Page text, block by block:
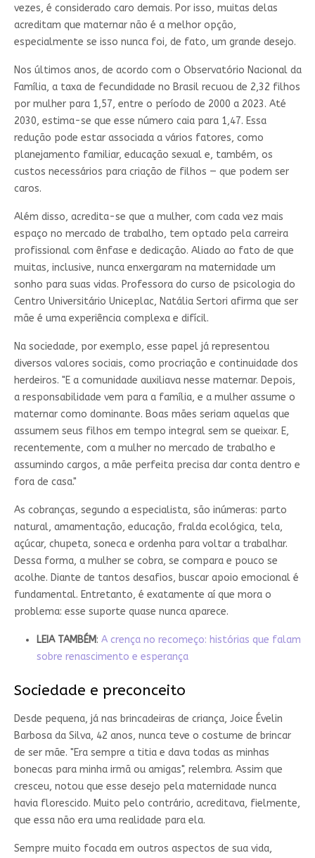
vezes, é considerado caro demais. Por isso, muitas delas
acreditam que maternar não é a melhor opção,
especialmente se isso nunca foi, de fato, um grande desejo.
Nos últimos anos, de acordo com o Observatório Nacional da
Família, a taxa de fecundidade no Brasil recuou de 2,32 filhos
por mulher para 1,57, entre o período de 2000 a 2023. Até
2030, estima-se que esse número caia para 1,47. Essa
redução pode estar associada a vários fatores, como
planejamento familiar, educação sexual e, também, os
custos necessários para criação de filhos — que podem ser
caros.
Além disso, acredita-se que a mulher, com cada vez mais
espaço no mercado de trabalho, tem optado pela carreira
profissional com ênfase e dedicação. Aliado ao fato de que
muitas, inclusive, nunca enxergaram na maternidade um
sonho para suas vidas. Professora do curso de psicologia do
Centro Universitário Uniceplac, Natália Sertori afirma que ser
mãe é uma experiência complexa e difícil.
Na sociedade, por exemplo, esse papel já representou
diversos valores sociais, como procriação e continuidade dos
herdeiros. "E a comunidade auxiliava nesse maternar. Depois,
a responsabilidade vem para a família, e a mulher assume o
maternar como dominante. Boas mães seriam aquelas que
assumem seus filhos em tempo integral sem se queixar. E,
recentemente, com a mulher no mercado de trabalho e
assumindo cargos, a mãe perfeita precisa dar conta dentro e
fora de casa."
As cobranças, segundo a especialista, são inúmeras: parto
natural, amamentação, educação, fralda ecológica, tela,
açúcar, chupeta, soneca e ordenha para voltar a trabalhar.
Dessa forma, a mulher se cobra, se compara e pouco se
acolhe. Diante de tantos desafios, buscar apoio emocional é
fundamental. Entretanto, é exatamente aí que mora o
problema: esse suporte quase nunca aparece.
LEIA TAMBÉM: A crença no recomeço: histórias que falam
sobre renascimento e esperança
Sociedade e preconceito
Desde pequena, já nas brincadeiras de criança, Joice Évelin
Barbosa da Silva, 42 anos, nunca teve o costume de brincar
de ser mãe. "Era sempre a titia e dava todas as minhas
bonecas para minha irmã ou amigas", relembra. Assim que
cresceu, notou que esse desejo pela maternidade nunca
havia florescido. Muito pelo contrário, acreditava, fielmente,
que essa não era uma realidade para ela.
Sempre muito focada em outros aspectos de sua vida,